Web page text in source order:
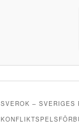
SVEROK – SVERIGES